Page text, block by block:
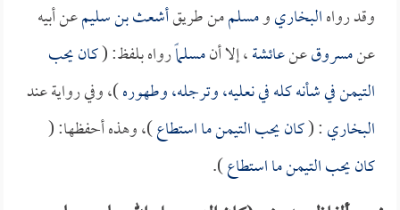
وقد رواهالبخاريومسلممن طريقأشعث بن سليمعن أبيه
عنمسروقعنعائشة، إلا أنمسلماًرواه بلفظ: (كان يحب
التيمن في شأنه كله في نعليه، وترجله، وطهوره)، وفي رواية عند
البخاري: (كان يحب التيمن ما استطاع)، وهذه أحفظها: (
كان يحب التيمن ما استطاع).